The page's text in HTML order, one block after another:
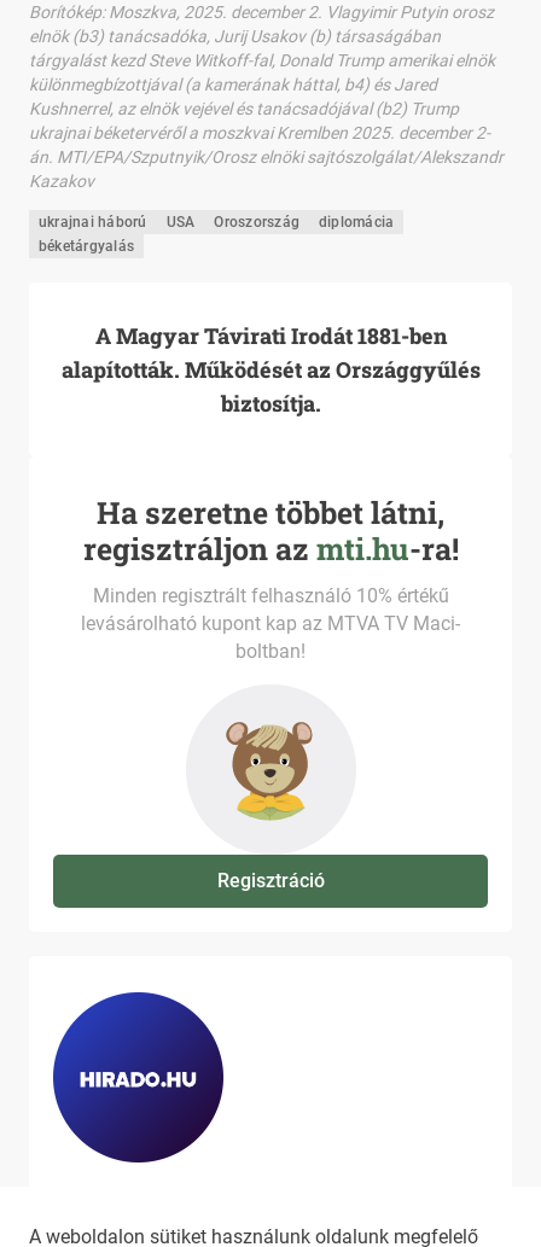
A weboldalon sütiket használunk oldalunk megfelelő
Borítókép:Moszkva, 2025. december 2. Vlagyimir Putyin orosz
elnök (b3) tanácsadóka, Jurij Usakov (b) társaságában
tárgyalást kezd Steve Witkoff-fal, Donald Trump amerikai elnök
különmegbízottjával (a kamerának háttal, b4) és Jared
Kushnerrel, az elnök vejével és tanácsadójával (b2) Trump
ukrajnai béketervéről a moszkvai Kremlben 2025. december 2-
án. MTI/EPA/Szputnyik/Orosz elnöki sajtószolgálat/Alekszandr
Kazakov
ukrajnai háború USA Oroszország
diplomácia
béketárgyalás
A Magyar Távirati Irodát 1881-ben
alapították. Működését az Országgyűlés
biztosítja.
Ha szeretne többet látni,
regisztráljon az mti.hu-ra!
Minden regisztrált felhasználó 10% értékű
levásárolható kupont kap az MTVA TV Maci-
boltban!
Regisztráció
látni, látogassa meg ahirado.hu